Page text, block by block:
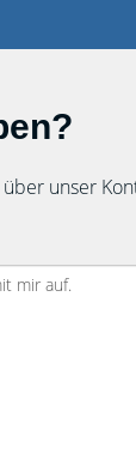
unser